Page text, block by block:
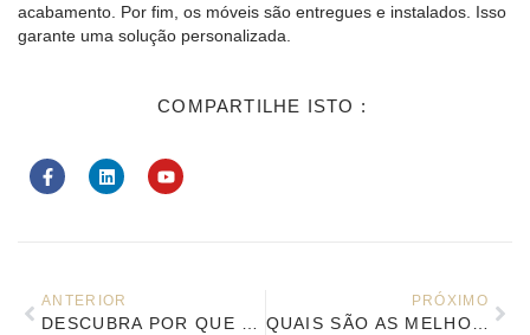
acabamento. Por fim, os móveis são entregues e instalados. Isso
garante uma solução personalizada.
COMPARTILHE ISTO :
ANTERIOR
DESCUBRA POR QUE OS HOTÉIS INTELIGENTES ESCOLHEM FABRICANTES CHINESES DE MÓVEIS PARA PROJETOS DE HOTÉIS
PRÓXIMO
QUAIS SÃO AS MELHORES PRÁTICAS PARA CONTROLE DE QUALIDADE DE MÓVEIS DE HOTEL?